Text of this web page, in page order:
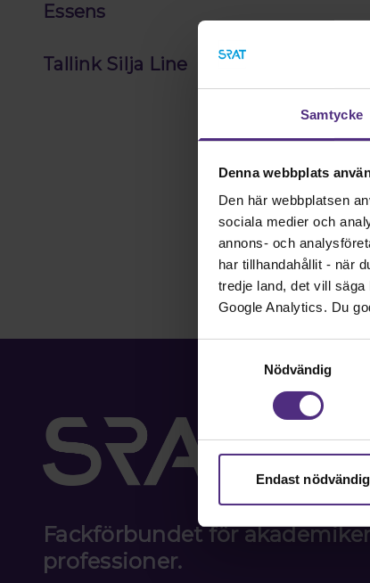
Samtycke
Denna webbplats
Den här webbplatsen
sociala medier och
annons- och
har tillhandahållit - när
tredje land, det vill
Google Analytics. Du
Nödvändig
Endast
Essens
Tallink Silja Line
Fackförbundet för
professioner.